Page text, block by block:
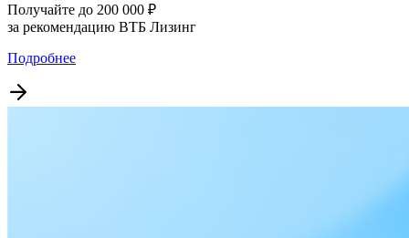
Получайте до 200 000 ₽
за рекомендацию ВТБ Лизинг
Подробнее